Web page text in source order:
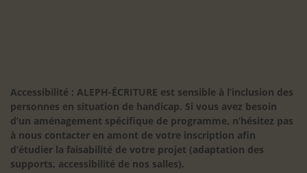
Accessibilité : ALEPH-ÉCRITURE est sensible à l’inclusion des
personnes en situation de handicap. Si vous avez besoin
d’un aménagement spécifique de programme, n’hésitez pas
à nous contacter en amont de votre inscription afin
d’étudier la faisabilité de votre projet (adaptation des
supports, accessibilité de nos salles).